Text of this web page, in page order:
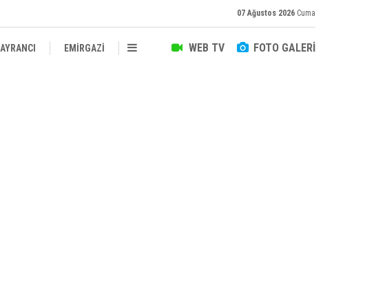
07 Ağustos 2026 Cuma
WEB TV FOTO GALERİ
AYRANCI EMİRGAZİ